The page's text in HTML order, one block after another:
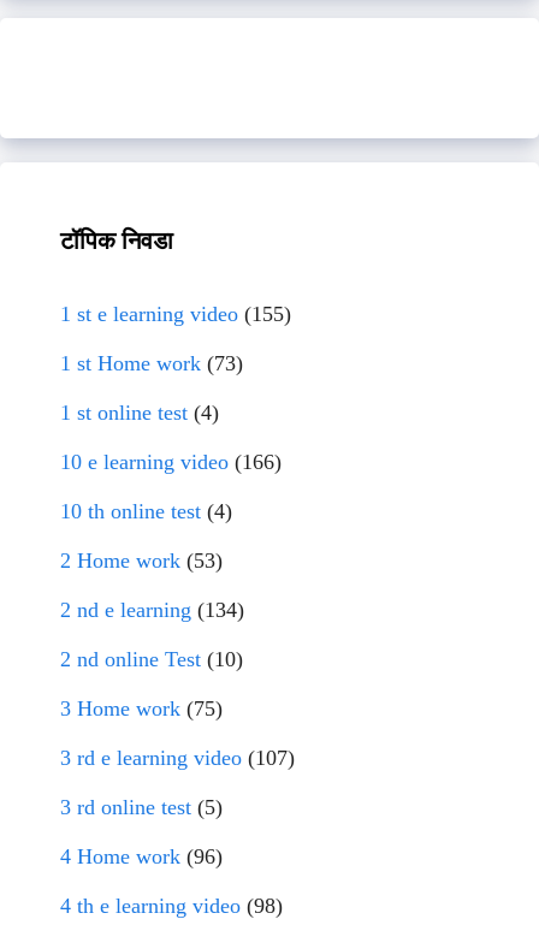
टॉपिक निवडा
1 st e learning video (155)
1 st Home work (73)
1 st online test (4)
10 e learning video (166)
10 th online test (4)
2 Home work (53)
2 nd e learning (134)
2 nd online Test (10)
3 Home work (75)
3 rd e learning video (107)
3 rd online test (5)
4 Home work (96)
4 th e learning video (98)